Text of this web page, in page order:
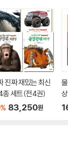
진짜 재밌는 최신
종 세트(전4권)
% 83,250원
트